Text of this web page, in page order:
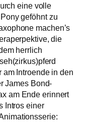
eine volle
geföhnt zu
machen’s
die
herrlich
am Introende in den
James Bond-
am Ende erinnert
Intros einer